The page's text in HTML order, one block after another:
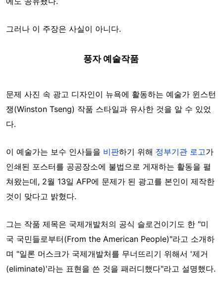
그러나 이 주장은 사실이 아니다.
풍자 예술작품
문제 사진 속 광고 디자인이 뉴욕에 활동하는 예술가 윈스턴
쟁(Winston Tseng) 작품 스타일과 유사한 것을 알 수 있었
다.
이 예술가는 보수 인사들을 비판하기 위해 정부기관 로고가
인쇄된 포스터를 공공장소에 불법으로 게재하는 활동을 펼
쳐왔는데, 2월 13일 AFP에 문제가 된 광고를 본인이 제작한
것이 맞다고 밝혔다.
그는 작품 제목은 국제개발처의 공식 슬로건이기도 한 "미
국 국민들로부터(From the American People)"라고 소개하
며 "일론 머스크가 국제개발처를 무너뜨리기 위해서 '제거
(eliminate)'라는 표현을 쓴 것을 패러디했다"라고 설명했다.